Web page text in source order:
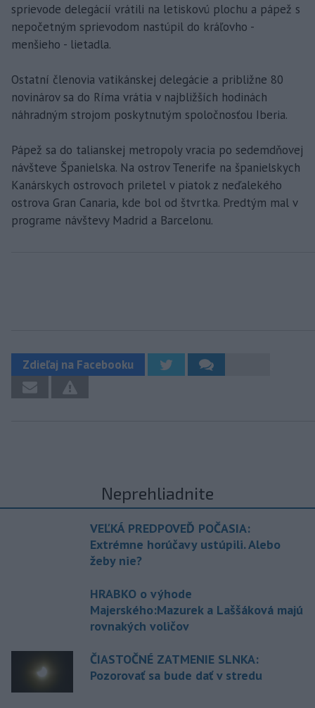
sprievode delegácií vrátili na letiskovú plochu a pápež s
nepočetným sprievodom nastúpil do kráľovho -
menšieho - lietadla.
Ostatní členovia vatikánskej delegácie a približne 80
novinárov sa do Ríma vrátia v najbližších hodinách
náhradným strojom poskytnutým spoločnosťou Iberia.
Pápež sa do talianskej metropoly vracia po sedemdňovej
návšteve Španielska. Na ostrov Tenerife na španielskych
Kanárskych ostrovoch priletel v piatok z neďalekého
ostrova Gran Canaria, kde bol od štvrtka. Predtým mal v
programe návštevy Madrid a Barcelonu.
Zdieľaj na Facebooku
Neprehliadnite
VEĽKÁ PREDPOVEĎ POČASIA:
Extrémne horúčavy ustúpili. Alebo
žeby nie?
HRABKO o výhode
Majerského:Mazurek a Laššáková majú
rovnakých voličov
ČIASTOČNÉ ZATMENIE SLNKA:
Pozorovať sa bude dať v stredu